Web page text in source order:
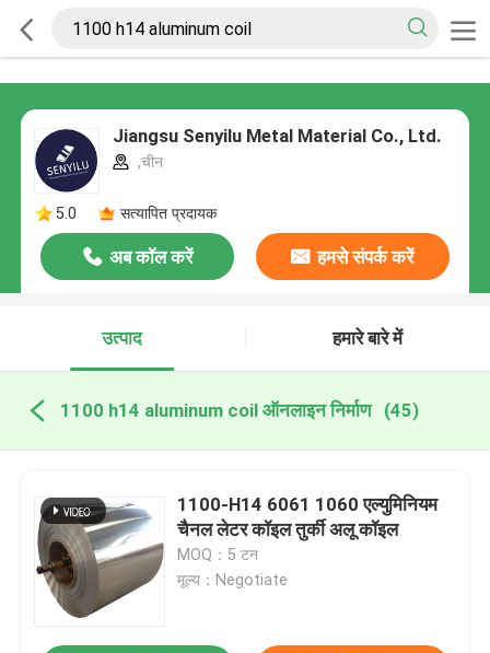
Jiangsu Senyilu Metal Material Co., Ltd.
,चीन
5.0 सत्यापित प्रदायक
अब कॉल करें हमसे संपर्क करें
उत्पाद हमारे बारे में
1100 h14 aluminum coil ऑनलाइन निर्माण (45)
1100-H14 6061 1060 एल्युमिनियम
चैनल लेटर कॉइल तुर्की अलू कॉइल
MOQ：5 टन
मूल्य：Negotiate